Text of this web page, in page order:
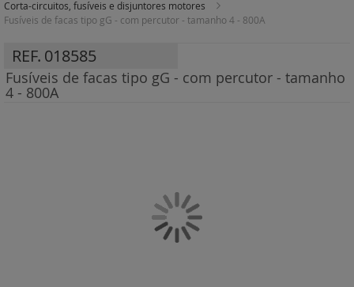
Corta-circuitos, fusíveis e disjuntores motores
Fusíveis de facas tipo gG - com percutor - tamanho 4 - 800A
REF. 018585
Fusíveis de facas tipo gG - com percutor - tamanho
4 - 800A